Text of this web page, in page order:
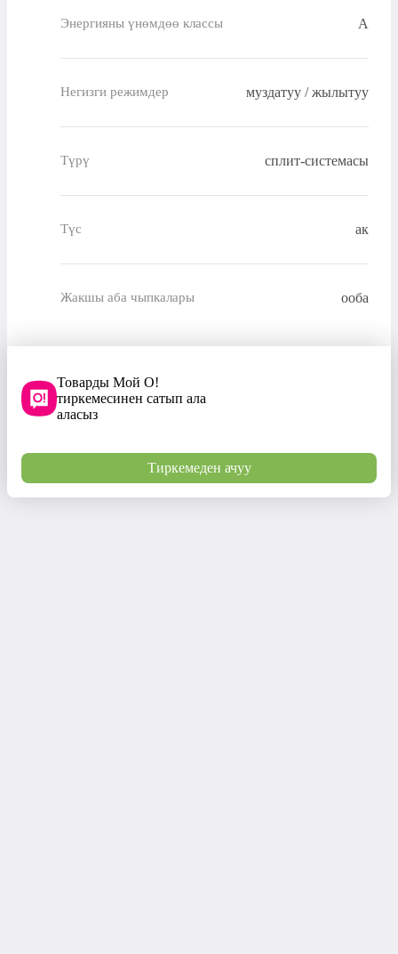
Энергияны үнөмдөө классы A
Негизги режимдер муздатуу / жылытуу
Түрү сплит-системасы
Түс ак
Жакшы аба чыпкалары ооба
Товарды Мой О!
тиркемесинен сатып ала
аласыз
Тиркемеден ачуу